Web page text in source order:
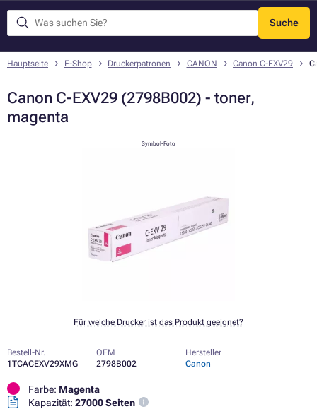
Suche
Menü
Hauptseite E-Shop Druckerpatronen CANON Canon C-EXV29
Canon C-EXV29 (2798B002) - toner,
magenta
Symbol-Foto
Für welche Drucker ist das Produkt geeignet?
Bestell-Nr.
1TCACEXV29XMG
OEM
2798B002
Hersteller
Canon
Farbe: Magenta
Kapazität: 27000 Seiten